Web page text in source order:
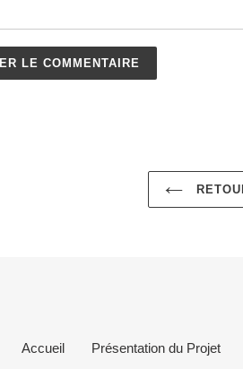
Accueil Présentation du Projet